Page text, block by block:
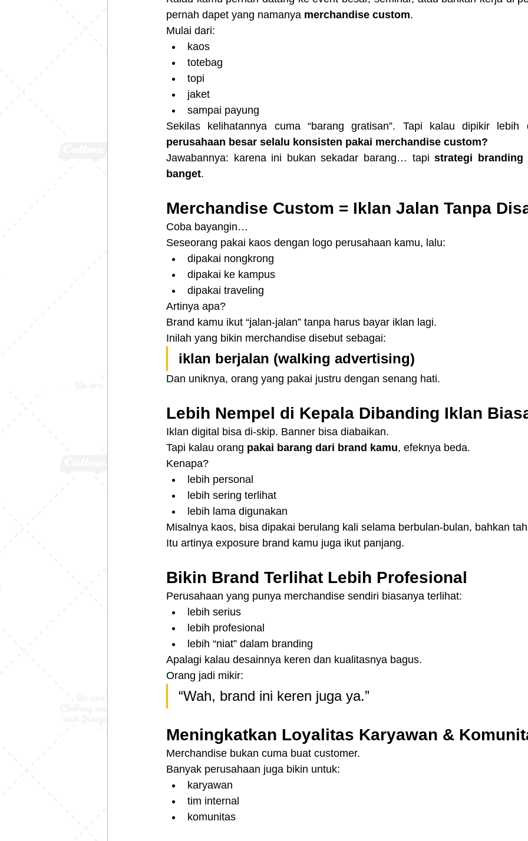
pernah dapet yang namanya merchandise custom.
Mulai dari:
kaos
totebag
topi
jaket
sampai payung
Sekilas kelihatannya cuma “barang gratisan”. Tapi kalau dipikir
perusahaan besar selalu konsisten pakai merchandise custom?
Jawabannya: karena ini bukan sekadar barang… tapi strategi branding
banget.
Merchandise Custom = Iklan Jalan Tanpa
Coba bayangin…
Seseorang pakai kaos dengan logo perusahaan kamu, lalu:
dipakai nongkrong
dipakai ke kampus
dipakai traveling
Artinya apa?
Brand kamu ikut “jalan-jalan” tanpa harus bayar iklan lagi.
Inilah yang bikin merchandise disebut sebagai:
iklan berjalan (walking advertising)
Dan uniknya, orang yang pakai justru dengan senang hati.
Lebih Nempel di Kepala Dibanding Iklan
Iklan digital bisa di-skip. Banner bisa diabaikan.
Tapi kalau orang pakai barang dari brand kamu, efeknya beda.
Kenapa?
lebih personal
lebih sering terlihat
lebih lama digunakan
Misalnya kaos, bisa dipakai berulang kali selama berbulan-bulan, bahkan
Itu artinya exposure brand kamu juga ikut panjang.
Bikin Brand Terlihat Lebih Profesional
Perusahaan yang punya merchandise sendiri biasanya terlihat:
lebih serius
lebih profesional
lebih “niat” dalam branding
Apalagi kalau desainnya keren dan kualitasnya bagus.
Orang jadi mikir:
“Wah, brand ini keren juga ya.”
Meningkatkan Loyalitas Karyawan &
Merchandise bukan cuma buat customer.
Banyak perusahaan juga bikin untuk:
karyawan
tim internal
komunitas